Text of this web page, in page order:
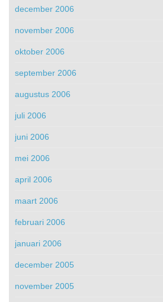
december 2006
november 2006
oktober 2006
september 2006
augustus 2006
juli 2006
juni 2006
mei 2006
april 2006
maart 2006
februari 2006
januari 2006
december 2005
november 2005